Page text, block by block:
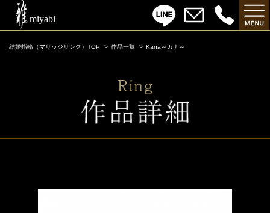
結婚指輪（マリッジリング）TOP 作品一覧 Kana～カナ～